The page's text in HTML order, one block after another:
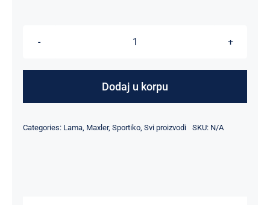
BCAA
Maxler
g
Dodaj u korpu
Categories: Lama, Maxler, Sportiko, Svi proizvodi SKU: N/A